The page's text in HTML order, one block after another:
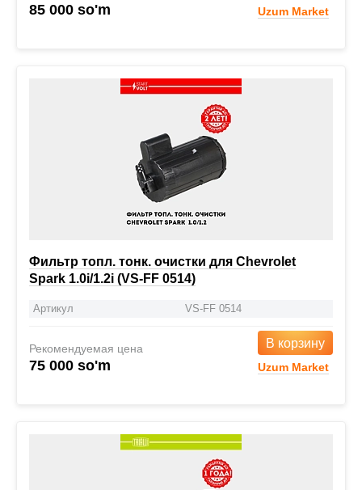
85 000 so'm Uzum Market
Фильтр топл. тонк. очистки для Chevrolet
Spark 1.0i/1.2i (VS-FF 0514)
Артикул VS-FF 0514
Рекомендуемая цена
75 000 so'm
В корзину
Uzum Market